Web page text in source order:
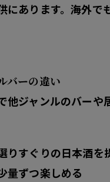
にあります。海外
バーの違い
ジャンルのバーや
りすぐりの日本酒を
量ずつ楽しめる